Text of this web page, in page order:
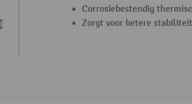
Corrosiebestendig
Zorgt voor betere stabiliteit